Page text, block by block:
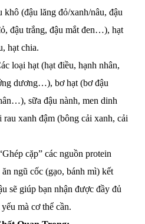
khô (đậu lăng đỏ/xanh/nâu, đậu
đậu trắng, đậu mắt đen…), hạt
hạt chia.
loại hạt (hạt điều, hạnh nhân,
dương…), bơ hạt (bơ đậu
sữa đậu nành, men dinh
xanh đậm (bông cải xanh, cải
cặp” các nguồn protein
ngũ cốc (gạo, bánh mì) kết
sẽ giúp bạn nhận được đầy đủ
mà cơ thể cần.